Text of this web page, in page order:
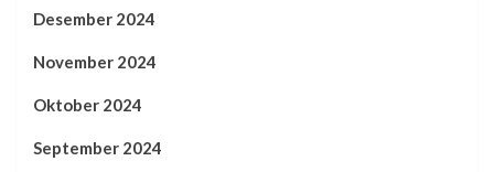
Desember 2024
November 2024
Oktober 2024
September 2024